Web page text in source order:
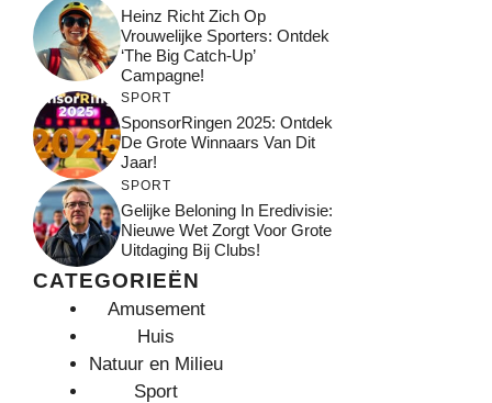
Heinz Richt Zich Op
Vrouwelijke Sporters: Ontdek
‘The Big Catch-Up’
Campagne!
SPORT
SponsorRingen 2025: Ontdek
De Grote Winnaars Van Dit
Jaar!
SPORT
Gelijke Beloning In Eredivisie:
Nieuwe Wet Zorgt Voor Grote
Uitdaging Bij Clubs!
CATEGORIEËN
Amusement
Huis
Natuur en Milieu
Sport